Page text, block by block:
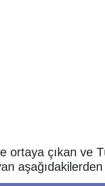
ortaya çıkan ve